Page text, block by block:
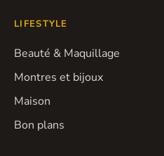
LIFESTYLE
Beauté & Maquillage
Montres et bijoux
Maison
Bon plans